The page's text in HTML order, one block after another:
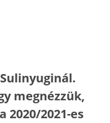
megnézzük,
2021-es